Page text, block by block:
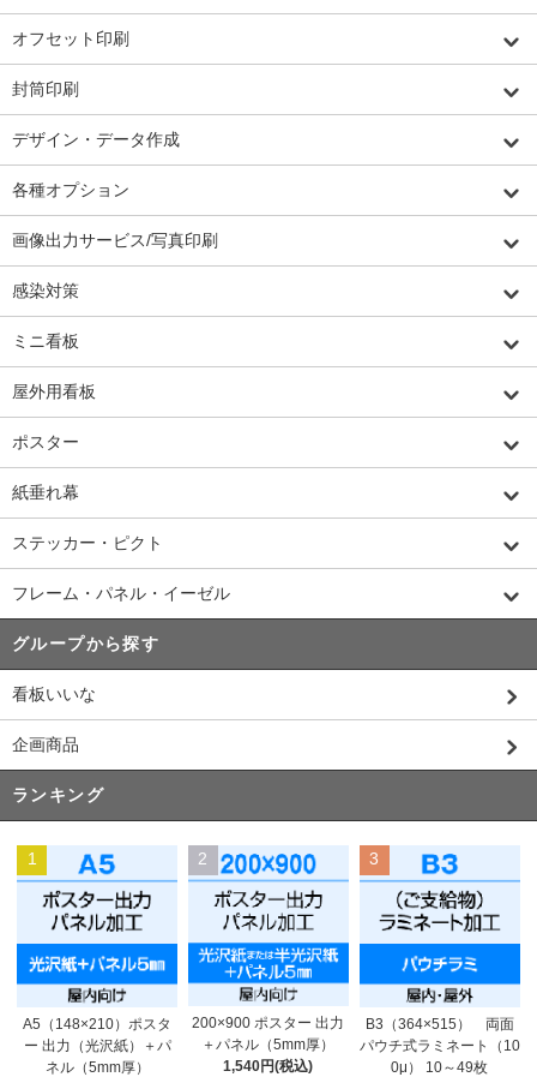
オフセット印刷
封筒印刷
デザイン・データ作成
各種オプション
画像出力サービス/写真印刷
感染対策
ミニ看板
屋外用看板
ポスター
紙垂れ幕
ステッカー・ピクト
フレーム・パネル・イーゼル
グループから探す
看板いいな
企画商品
ランキング
1
A5（148×210）ポスタ
ー 出力（光沢紙）＋パ
ネル（5mm厚）
2
200×900 ポスター 出力
＋パネル（5mm厚）
1,540円(税込)
3
B3（364×515） 両面
パウチ式ラミネート（10
0μ） 10～49枚